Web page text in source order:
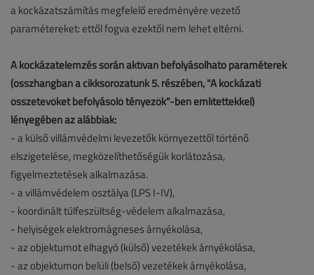
a kockázatszámítás megfelelő eredményére vezető
paramétereket: ettől fogva ezektől nem lehet eltérni.
A kockázatelemzés során aktívan befolyásolható paraméterek
(összhangban a cikksorozatunk 5. részében, "A kockázati
összetevőket befolyásoló tényezők"-ben említettekkel)
lényegében az alábbiak:
- a külső villámvédelmi levezetők környezettől történő
elszigetelése, megközelíthetőségük korlátozása,
figyelmeztetések alkalmazása.
- a villámvédelem osztálya (LPS I-IV),
- koordinált túlfeszültség-védelem alkalmazása,
- helyiségek elektromágneses árnyékolása,
- az objektumot elhagyó (külső) vezetékek árnyékolása,
- az objektumon belüli (belső) vezetékek árnyékolása,